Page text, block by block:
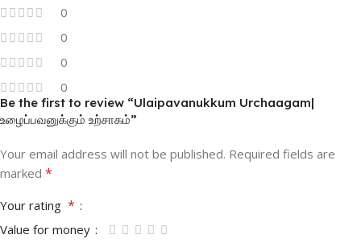
0
0
0
0
Be the first to review “Ulaipavanukkum Urchaagam|
உழைப்பவனுக்கும் உற்சாகம்”
Your email address will not be published. Required fields are
marked *
Your rating *
Value for money